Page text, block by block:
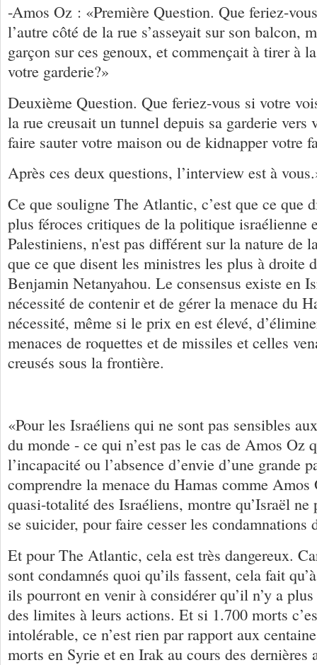
-Amos Oz : «Première Question. Que feriez-
l’autre côté de la rue s’asseyait sur son balcon,
garçon sur ces genoux, et commençait à tirer à
votre garderie?»
Deuxième Question. Que feriez-vous si votre
la rue creusait un tunnel depuis sa garderie vers
faire sauter votre maison ou de kidnapper votre
Après ces deux questions, l’interview est à
Ce que souligne The Atlantic, c’est que ce que
plus féroces critiques de la politique israélienne
Palestiniens, n'est pas différent sur la nature de
que ce que disent les ministres les plus à droite
Benjamin Netanyahou. Le consensus existe en
nécessité de contenir et de gérer la menace du
nécessité, même si le prix en est élevé,
menaces de roquettes et de missiles et celles
creusés sous la frontière.
«Pour les Israéliens qui ne sont pas sensibles
du monde - ce qui n’est pas le cas de Amos Oz
l’incapacité ou l’absence d’envie d’une grande
comprendre la menace du Hamas comme
quasi-totalité des Israéliens, montre qu’Israël
se suicider, pour faire cesser les condamnations
Et pour The Atlantic, cela est très dangereux.
sont condamnés quoi qu’ils fassent, cela fait
ils pourront en venir à considérer qu’il n’y a
des limites à leurs actions. Et si 1.700 morts
intolérable, ce n’est rien par rapport aux
morts en Syrie et en Irak au cours des dernières